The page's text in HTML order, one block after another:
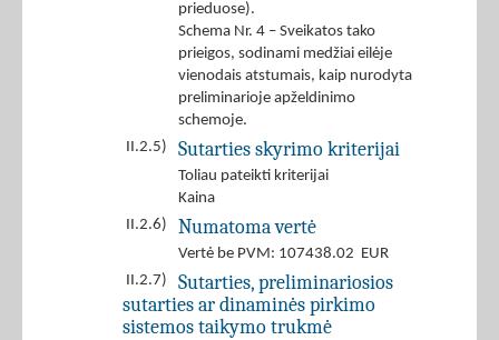
prieduose).
Schema Nr. 4 – Sveikatos tako
prieigos, sodinami medžiai eilėje
vienodais atstumais, kaip nurodyta
preliminarioje apželdinimo
schemoje.
II.2.5)
Sutarties skyrimo kriterijai
Toliau pateikti kriterijai
Kaina
II.2.6)
Numatoma vertė
Vertė be PVM: 107438.02 EUR
II.2.7)
Sutarties, preliminariosios
sutarties ar dinaminės pirkimo
sistemos taikymo trukmė